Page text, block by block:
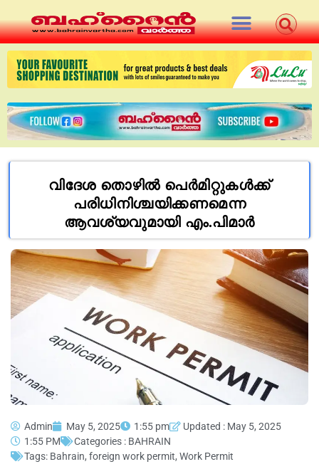
വിദേശ തൊഴില്‍ പെര്‍മിറ്റുകള്‍ക്ക്
പരിധിനിശ്ചയിക്കണമെന്ന
ആവശ്യവുമായി എം.പിമാര്‍
Admin May 5, 2025 1:55 pm
Updated : May 5, 2025
1:55 PM
Categories : BAHRAIN
Tags: Bahrain, foreign work permit, Work Permit